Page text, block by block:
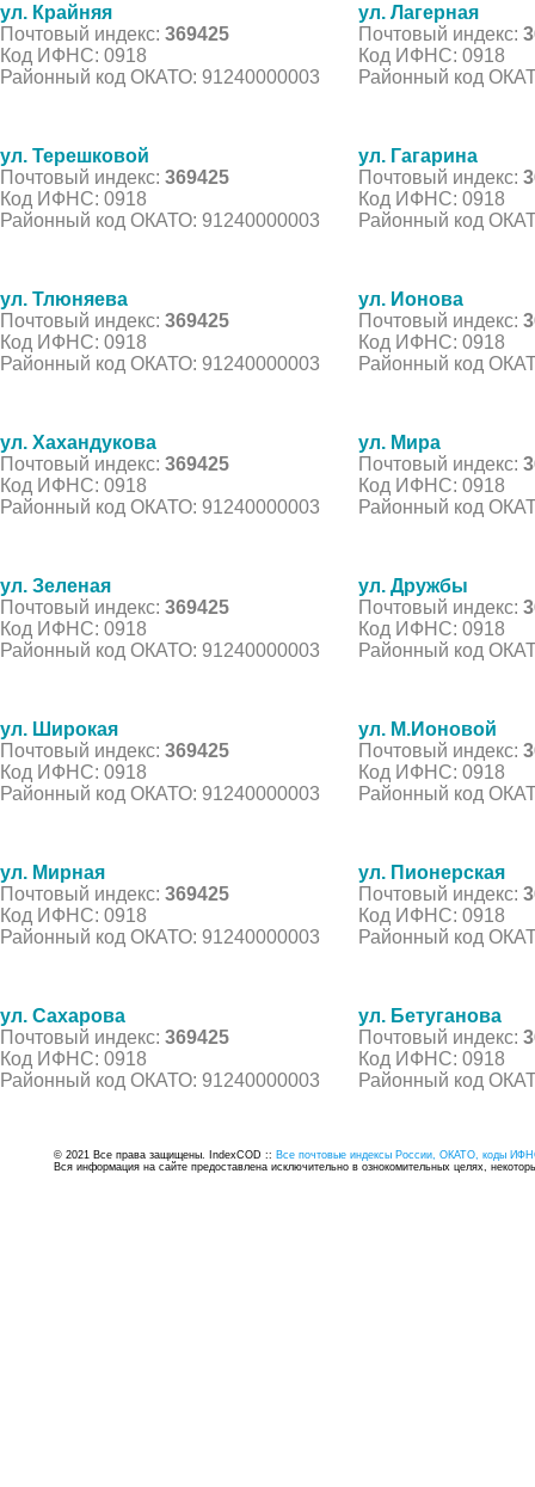
ул. Крайняя
Почтовый индекс: 369425
Код ИФНС: 0918
Районный код ОКАТО: 91240000003
ул. Лагерная
Почтовый индекс:
Код ИФНС: 0918
Районный код
ул. Терешковой
Почтовый индекс: 369425
Код ИФНС: 0918
Районный код ОКАТО: 91240000003
ул. Гагарина
Почтовый индекс:
Код ИФНС: 0918
Районный код
ул. Тлюняева
Почтовый индекс: 369425
Код ИФНС: 0918
Районный код ОКАТО: 91240000003
ул. Ионова
Почтовый индекс:
Код ИФНС: 0918
Районный код
ул. Хахандукова
Почтовый индекс: 369425
Код ИФНС: 0918
Районный код ОКАТО: 91240000003
ул. Мира
Почтовый индекс:
Код ИФНС: 0918
Районный код
ул. Зеленая
Почтовый индекс: 369425
Код ИФНС: 0918
Районный код ОКАТО: 91240000003
ул. Дружбы
Почтовый индекс:
Код ИФНС: 0918
Районный код
ул. Широкая
Почтовый индекс: 369425
Код ИФНС: 0918
Районный код ОКАТО: 91240000003
ул. М.Ионовой
Почтовый индекс:
Код ИФНС: 0918
Районный код
ул. Мирная
Почтовый индекс: 369425
Код ИФНС: 0918
Районный код ОКАТО: 91240000003
ул. Пионерская
Почтовый индекс:
Код ИФНС: 0918
Районный код
ул. Сахарова
Почтовый индекс: 369425
Код ИФНС: 0918
Районный код ОКАТО: 91240000003
ул. Бетуганова
Почтовый индекс:
Код ИФНС: 0918
Районный код
© 2021 Все права защищены. IndexCOD :: Все почтовые индексы России, ОКАТО, коды
Вся информация на сайте предоставлена исключительно в ознокомительных целях,